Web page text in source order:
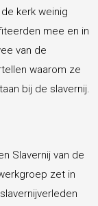
kerk weinig
mee en in
van de
waarom ze
bij de slavernij.
Slavernij van de
zet in